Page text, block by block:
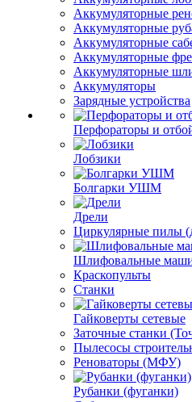
Аккумуляторные
Аккумуляторные
Аккумуляторные
Аккумуляторные
Аккумуляторные
Аккумуляторы
Зарядные устройства
Перфораторы и
Лобзики
Болгарки УШМ
Дрели
Циркулярные пилы
Шлифовальные
Краскопульты
Станки
Гайковерты сетевые
Заточные станки
Пылесосы
Реноваторы (МФУ)
Рубанки (фуганки)